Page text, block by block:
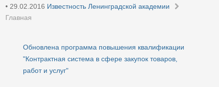
• 29.02.2016 Известность Ленинградской академии
Главная
Обновлена программа повышения квалификации
"Контрактная система в сфере закупок товаров,
работ и услуг"